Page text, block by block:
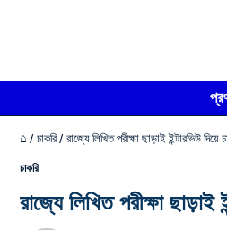
⌂ / চাকরি / রাজ্যে লিখিত পরীক্ষা ছাড়াই ইন্টারভিউ
চাকরি
রাজ্যে লিখিত পরীক্ষা